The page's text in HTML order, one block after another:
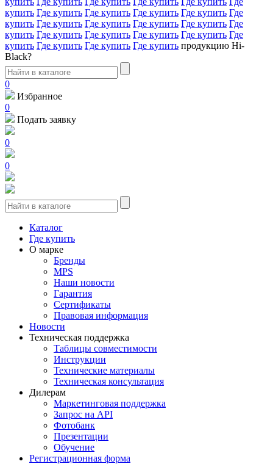
купить Где купить Где купить Где купить Где купить Где
купить Где купить Где купить Где купить Где купить Где
купить Где купить Где купить Где купить Где купить Где
купить Где купить Где купить Где купить продукцию Hi-
Black?
0
Избранное
0
Подать заявку
0
0
Каталог
Где купить
О марке
Бренды
MPS
Наши новости
Гарантия
Сертификаты
Правовая информация
Новости
Техническая поддержка
Таблицы совместимости
Инструкции
Технические материалы
Техническая консультация
Дилерам
Маркетинговая поддержка
Запрос на API
Фотобанк
Презентации
Обучение
Регистрационная форма